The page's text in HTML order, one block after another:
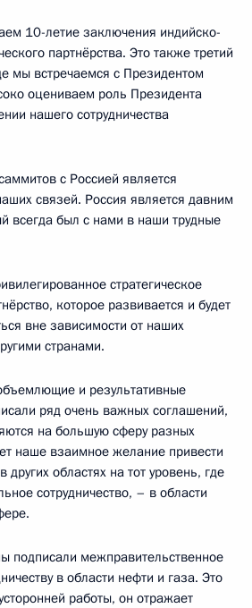
10-летие заключения индийско-
партнёрства. Это также третий
мы встречаемся с Президентом
оцениваем роль Президента
нашего сотрудничества
с Россией является
связей. Россия является давним
всегда был с нами в наши трудные
стратегическое
которое развивается и будет
вне зависимости от наших
странами.
и результативные
ряд очень важных соглашений,
на большую сферу разных
наше взаимное желание привести
других областях на тот уровень, где
сотрудничество, – в области
подписали межправительственное
в области нефти и газа. Это
работы, он отражает